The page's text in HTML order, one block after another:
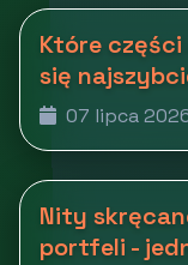
Które
się
07 lipca
Nity
portfeli -